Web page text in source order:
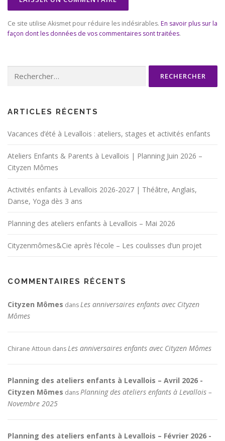
Ce site utilise Akismet pour réduire les indésirables. En savoir plus sur la
façon dont les données de vos commentaires sont traitées.
ARTICLES RÉCENTS
Vacances d’été à Levallois : ateliers, stages et activités enfants
Ateliers Enfants & Parents à Levallois | Planning Juin 2026 –
Cityzen Mômes
Activités enfants à Levallois 2026-2027 | Théâtre, Anglais,
Danse, Yoga dès 3 ans
Planning des ateliers enfants à Levallois – Mai 2026
Cityzenmômes&Cie après l’école – Les coulisses d’un projet
COMMENTAIRES RÉCENTS
Cityzen Mômes dans Les anniversaires enfants avec Cityzen
Mômes
Chirane Attoun dans Les anniversaires enfants avec Cityzen Mômes
Planning des ateliers enfants à Levallois – Avril 2026 -
Cityzen Mômes dans Planning des ateliers enfants à Levallois –
Novembre 2025
Planning des ateliers enfants à Levallois – Février 2026 -